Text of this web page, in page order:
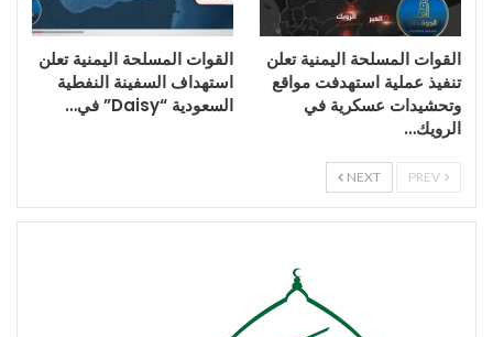
القوات المسلحة اليمنية تعلن
تنفيذ عملية استهدفت مواقع
وتحشيدات عسكرية في
الرويك…
القوات المسلحة اليمنية تعلن
استهداف السفينة النفطية
السعودية “Daisy” في…
NEXT